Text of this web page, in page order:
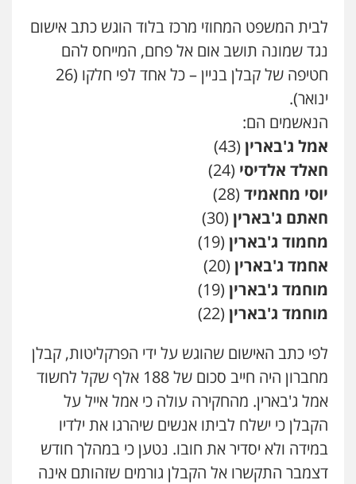
משרד עורכי דין חן ברוך
פלילי דיני תעבורה מעצרים וחקירות
עו"ד קארין לגטיוי
פלילי פשיעה חמורה
0507446995
משרד עורכי דין טאי שרקי
פלילי אסירים
0547556464
פלילי פשיעה חמורה תעבורה אסירים
0522992110
עו"ד שאדי נאטור
מעצרים וחקירות
0509230800
לבית המשפט המחוזי מרכז בלוד הוגש כתב אישום
נגד שמונה תושב אום אל פחם, המייחס להם
חטיפה של קבלן בניין – כל אחד לפי חלקו (26
ינואר).
הנאשמים הם:
אמל ג'בארין (43)
חאלד אלדיסי (24)
יוסי מחאמיד (28)
חאתם ג'בארין (30)
מחמוד ג'בארין (19)
אחמד ג'בארין (20)
מוחמד ג'בארין (19)
מוחמד ג'בארין (22)
לפי כתב האישום שהוגש על ידי הפרקליטות, קבלן
מחברון היה חייב סכום של 188 אלף שקל לחשוד
אמל ג'בארין. מהחקירה עולה כי אמל אייל על
הקבלן כי ישלח לביתו אנשים שיהרגו את ילדיו
במידה ולא יסדיר את חובו. נטען כי במהלך חודש
דצמבר התקשרו אל הקבלן גורמים שזהותם אינה